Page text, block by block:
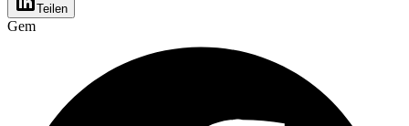
Teilen
Gem